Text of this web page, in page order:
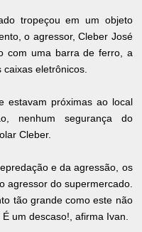
tropeçou em um objeto
o agressor, Cleber José
com uma barra de ferro, a
eletrônicos.
estavam próximas ao local
nenhum segurança do
Cleber.
e da agressão, os
agressor do supermercado.
tão grande como este não
um descaso!, afirma Ivan.